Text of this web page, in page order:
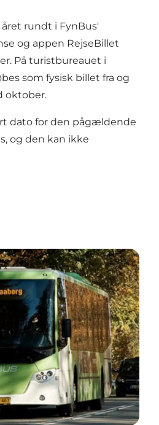
rundt i FynBus'
og appen RejseBillet
På turistbureauet i
som fysisk billet fra og
oktober.
dato for den pågældende
og den kan ikke